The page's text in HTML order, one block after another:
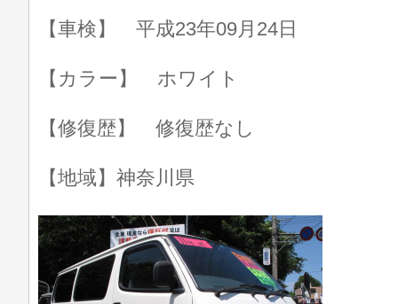
【車検】 平成23年09月24日
【カラー】 ホワイト
【修復歴】 修復歴なし
【地域】神奈川県